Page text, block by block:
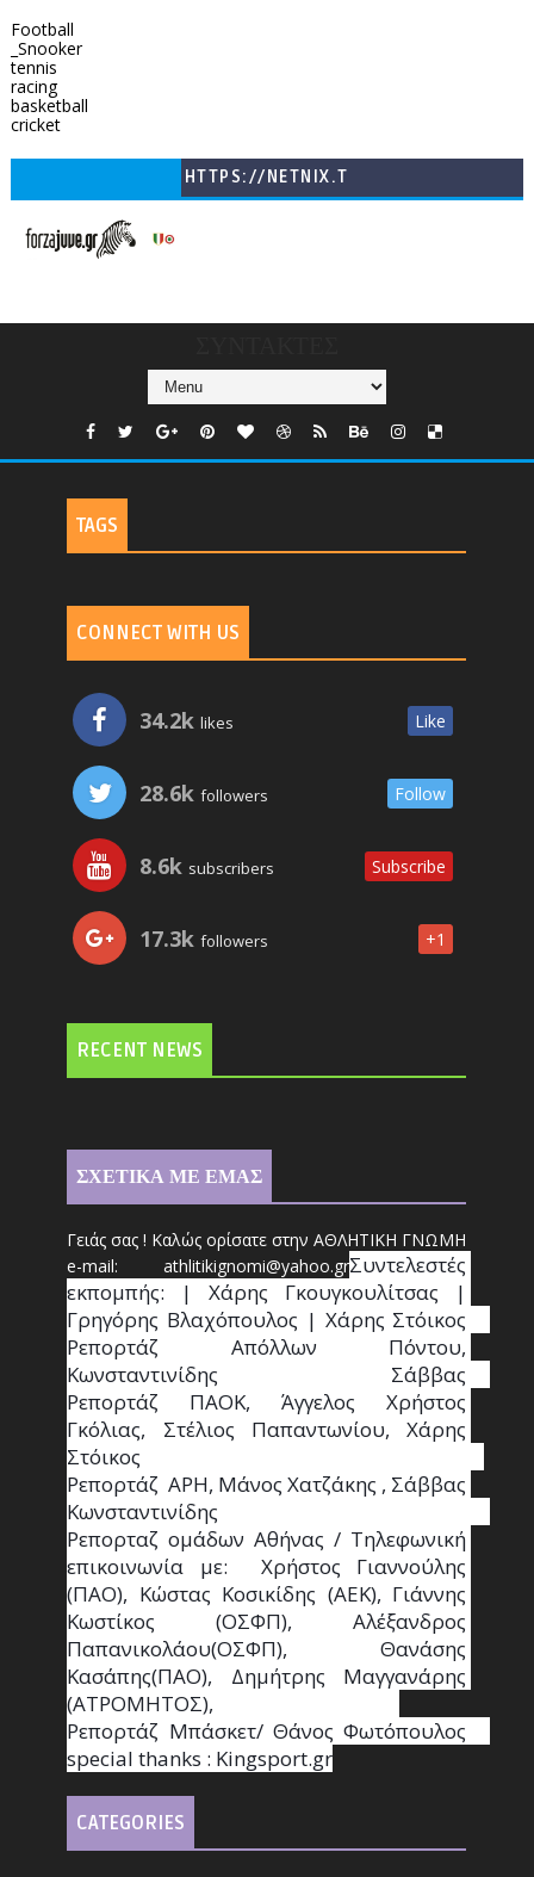
Football
_Snooker
tennis
racing
basketball
cricket
HTTPS://NETNIX.T
TAGS
CONNECT WITH US
34.2k likes Like
28.6k followers Follow
8.6k subscribers Subscribe
17.3k followers +1
RECENT NEWS
ΣΧΕΤΙΚΑ ΜΕ ΕΜΑΣ
Γειάς σας ! Καλώς ορίσατε στην ΑΘΛΗΤΙΚΗ ΓΝΩΜΗ
e-mail: athlitikignomi@yahoo.grΣυντελεστές
εκπομπής: | Χάρης Γκουγκουλίτσας |
Γρηγόρης Βλαχόπουλος | Χάρης Στόικος
Ρεπορτάζ Απόλλων Πόντου,
Κωνσταντινίδης   Σάββας
Ρεπορτάζ ΠΑΟΚ, Άγγελος Χρήστος
Γκόλιας, Στέλιος Παπαντωνίου, Χάρης
Στόικος
Ρεπορτάζ  ΑΡΗ, Μάνος Χατζάκης , Σάββας
Κωνσταντινίδης
Ρεπορταζ ομάδων Αθήνας / Τηλεφωνική
επικοινωνία με:  Χρήστος Γιαννούλης
(ΠΑΟ), Κώστας Κοσικίδης (ΑΕΚ), Γιάννης
Κωστίκος (ΟΣΦΠ), Αλέξανδρος
Παπανικολάου(ΟΣΦΠ), Θανάσης
Κασάπης(ΠΑΟ), Δημήτρης Μαγγανάρης
(ΑΤΡΟΜΗΤΟΣ),
Ρεπορτάζ Μπάσκετ/ Θάνος Φωτόπουλος
special thanks : Κingsport.gr
CATEGORIES